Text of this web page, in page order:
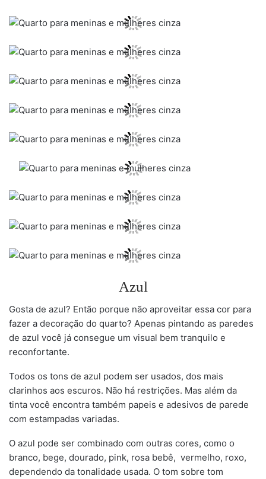
Azul
Gosta de azul? Então porque não aproveitar essa cor para
fazer a decoração do quarto? Apenas pintando as paredes
de azul você já consegue um visual bem tranquilo e
reconfortante.
Todos os tons de azul podem ser usados, dos mais
clarinhos aos escuros. Não há restrições. Mas além da
tinta você encontra também papeis e adesivos de parede
com estampadas variadas.
O azul pode ser combinado com outras cores, como o
branco, bege, dourado, pink, rosa bebê, vermelho, roxo,
dependendo da tonalidade usada. O tom sobre tom